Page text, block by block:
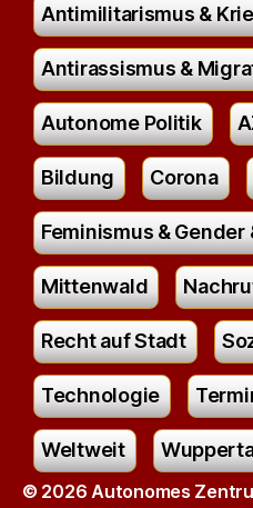
Antimilitarismus &
Antirassismus &
Autonome Politik
Bildung Corona
Feminismus & Gender
Mittenwald
Recht auf Stadt
Technologie
Weltweit
© 2026 Autonomes